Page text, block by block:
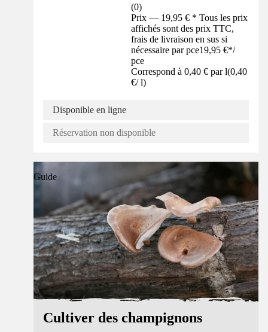
(0)
Prix — 19,95 € * Tous les prix
affichés sont des prix TTC,
frais de livraison en sus si
nécessaire par pce19,95 €*/
pce
Correspond à 0,40 € par l(0,40
€/ l)
Disponible en ligne
Réservation non disponible
Guide
Cultiver des champignons